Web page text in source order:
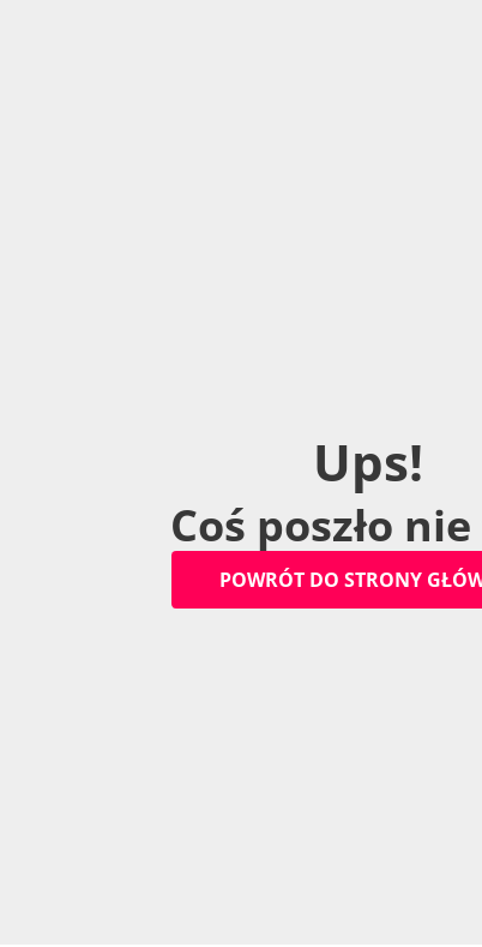
Ups!
Coś poszło nie
POWRÓT DO STRONY GŁÓ